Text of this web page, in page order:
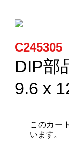
新製品情報
ステーション
その他製品
カートリッジとこ
C245305
DIP部
9.6 x
このカー
います。